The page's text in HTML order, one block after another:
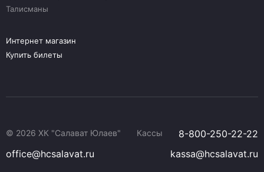
Талисманы
Интернет магазин
Купить билеты
© 2026 ХК "Салават Юлаев" Кассы
8-800-250-22-22
office@hcsalavat.ru
kassa@hcsalavat.ru